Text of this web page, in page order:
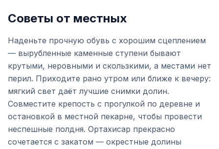
Советы от местных
Наденьте прочную обувь с хорошим сцеплением
— вырубленные каменные ступени бывают
крутыми, неровными и скользкими, а местами нет
перил. Приходите рано утром или ближе к вечеру:
мягкий свет даёт лучшие снимки долин.
Совместите крепость с прогулкой по деревне и
остановкой в местной пекарне, чтобы провести
неспешные полдня. Ортахисар прекрасно
сочетается с закатом — окрестные долины